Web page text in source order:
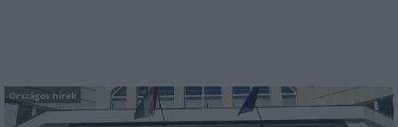
Országos hírek